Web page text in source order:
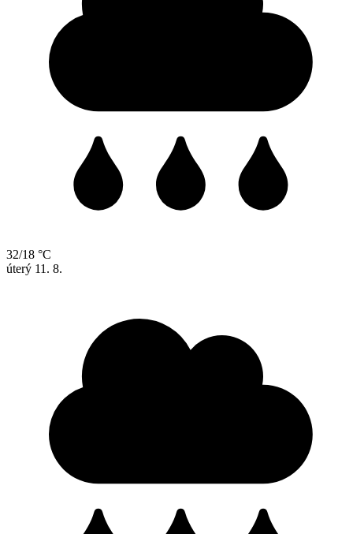
32/18 °C
úterý 11. 8.